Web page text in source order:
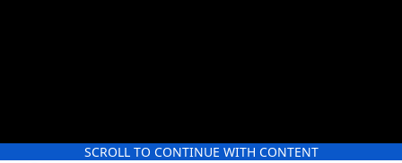
SCROLL TO CONTINUE WITH CONTENT